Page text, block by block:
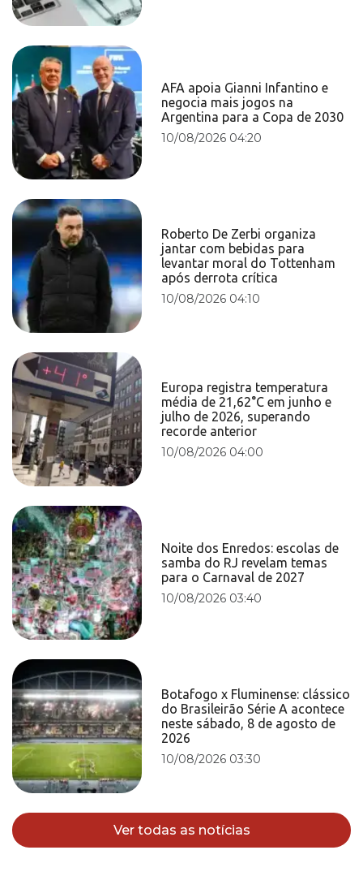
AFA apoia Gianni Infantino e
negocia mais jogos na
Argentina para a Copa de 2030
10/08/2026 04:20
Roberto De Zerbi organiza
jantar com bebidas para
levantar moral do Tottenham
após derrota crítica
10/08/2026 04:10
Europa registra temperatura
média de 21,62°C em junho e
julho de 2026, superando
recorde anterior
10/08/2026 04:00
Noite dos Enredos: escolas de
samba do RJ revelam temas
para o Carnaval de 2027
10/08/2026 03:40
Botafogo x Fluminense: clássico
do Brasileirão Série A acontece
neste sábado, 8 de agosto de
2026
10/08/2026 03:30
Ver todas as notícias